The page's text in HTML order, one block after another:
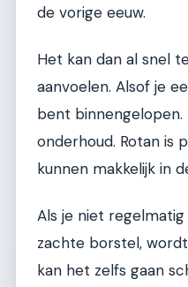
de vorige eeuw.
Het kan dan al snel
aanvoelen. Alsof je
bent binnengelopen.
onderhoud. Rotan is
kunnen makkelijk in
Als je niet
zachte borstel,
kan het zelfs gaan